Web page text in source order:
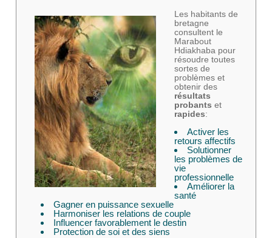
Les habitants de
bretagne
consultent le
Marabout
Hdiakhaba pour
résoudre toutes
sortes de
problèmes et
obtenir des
résultats
probants et
rapides:
Activer les
retours affectifs
Solutionner
les problèmes de
vie
professionnelle
Améliorer la
santé
Gagner en puissance sexuelle
Harmoniser les relations de couple
Influencer favorablement le destin
Protection de soi et des siens